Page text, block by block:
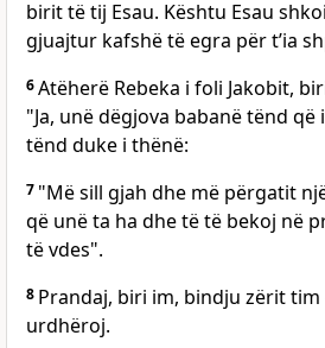
birit të tij Esau. Kështu Esau
gjuajtur kafshë të egra për t’ia
6Atëherë Rebeka i foli Jakobit,
"Ja, unë dëgjova babanë tënd që
tënd duke i thënë:
7 "Më sill gjah dhe më përgatit
që unë ta ha dhe të të bekoj në
të vdes".
8 Prandaj, biri im, bindju zërit
urdhëroj.